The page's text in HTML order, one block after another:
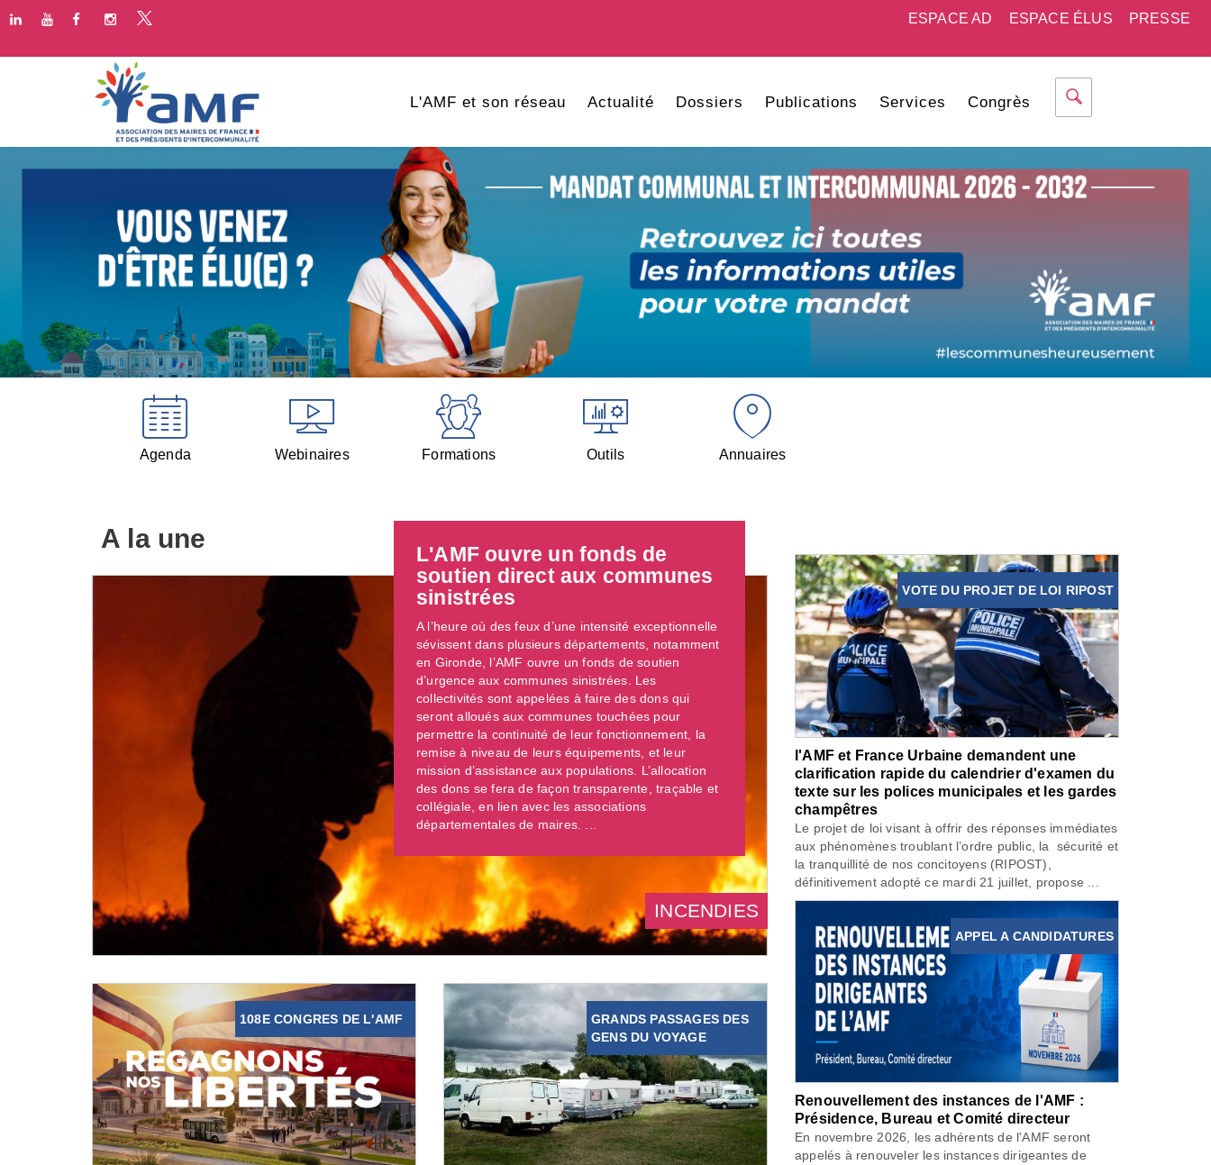
PRESSE
ESPACE ÉLUS
ESPACE AD
L'AMF et son réseau Actualité Dossiers Publications Services Congrès
Agenda Webinaires Formations Outils Annuaires
A la une
L'AMF ouvre un fonds de
soutien direct aux communes
sinistrées
A l’heure où des feux d’une intensité exceptionnelle
sévissent dans plusieurs départements, notamment
en Gironde, l’AMF ouvre un fonds de soutien
d’urgence aux communes sinistrées. Les
collectivités sont appelées à faire des dons qui
seront alloués aux communes touchées pour
permettre la continuité de leur fonctionnement, la
remise à niveau de leurs équipements, et leur
mission d’assistance aux populations. L’allocation
des dons se fera de façon transparente, traçable et
collégiale, en lien avec les associations
départementales de maires. ...
INCENDIES
108E CONGRES DE L'AMF
GRANDS PASSAGES DES
GENS DU VOYAGE
VOTE DU PROJET DE LOI RIPOST
l'AMF et France Urbaine demandent une
clarification rapide du calendrier d'examen du
texte sur les polices municipales et les gardes
champêtres
Le projet de loi visant à offrir des réponses immédiates
aux phénomènes troublant l’ordre public, la sécurité et
la tranquillité de nos concitoyens (RIPOST),
définitivement adopté ce mardi 21 juillet, propose ...
APPEL A CANDIDATURES
Renouvellement des instances de l'AMF :
Présidence, Bureau et Comité directeur
En novembre 2026, les adhérents de l'AMF seront
appelés à renouveler les instances dirigeantes de